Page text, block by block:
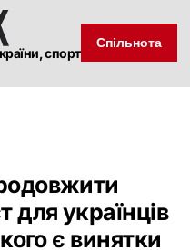
спорт
Спільнота
для українців
є винятки